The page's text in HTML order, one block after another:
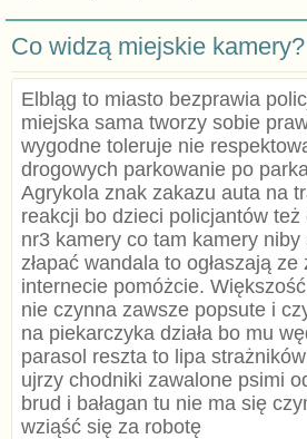
Co widzą miejskie kamery?
Elbląg to miasto bezprawia
miejska sama tworzy sobie
wygodne toleruje nie
drogowych parkowanie po
Agrykola znak zakazu auta na
reakcji bo dzieci policjantów też
nr3 kamery co tam kamery
złapać wandala to ogłaszają
internecie pomóżcie.
nie czynna zawsze popsute i
na piekarczyka działa bo mu
parasol reszta to lipa
ujrzy chodniki zawalone psimi
brud i bałagan tu nie ma się
wziąść się za robotę